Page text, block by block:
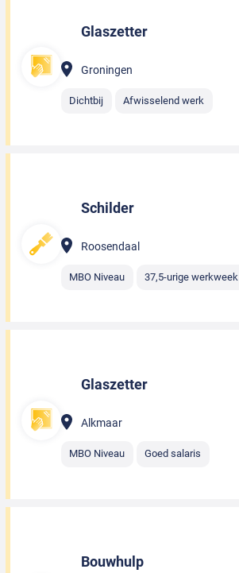
Glaszetter
Groningen
Dichtbij Afwisselend werk
Schilder
Roosendaal
MBO Niveau 37,5-urige werkweek
Glaszetter
Alkmaar
MBO Niveau Goed salaris
Bouwhulp